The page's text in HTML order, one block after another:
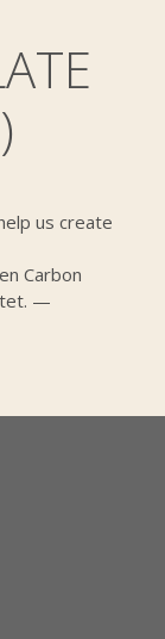
us create
Carbon
—